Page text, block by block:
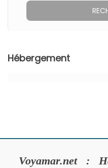
Hébergement
Voyamar.net :